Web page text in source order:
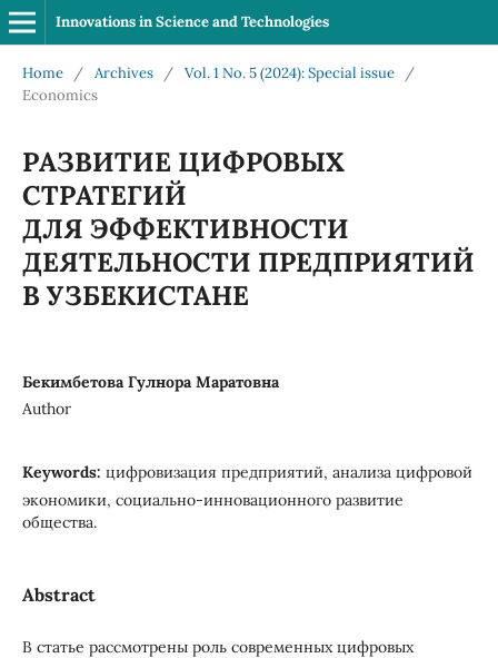
Innovations in Science and Technologies
Home / Archives / Vol. 1 No. 5 (2024): Special issue
/
Economics
РАЗВИТИЕ ЦИФРОВЫХ
СТРАТЕГИЙ
ДЛЯ ЭФФЕКТИВНОСТИ
ДЕЯТЕЛЬНОСТИ ПРЕДПРИЯТИЙ
В УЗБЕКИСТАНЕ
Бекимбетова Гулнора Маратовна
Author
Keywords: цифровизация предприятий, анализа цифровой
экономики, социально-инновационного развитие
общества.
Abstract
В статье рассмотрены роль современных цифровых